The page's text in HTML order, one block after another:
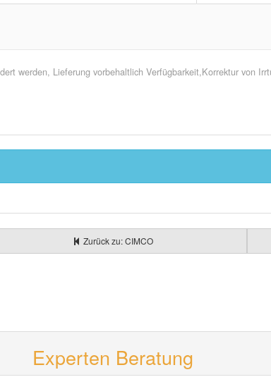
werden, Lieferung vorbehaltlich Verfügbarkeit,Korrektur von
Zurück zu: CIMCO
Experten Beratung